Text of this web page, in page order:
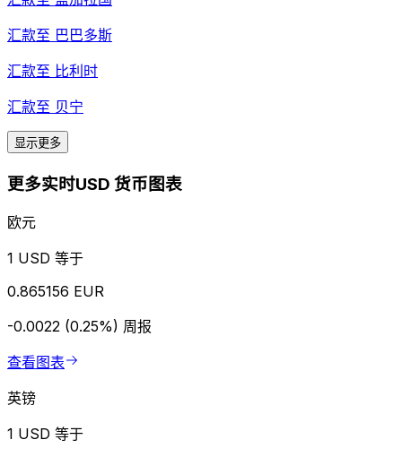
汇款至 巴巴多斯
汇款至 比利时
汇款至 贝宁
显示更多
更多实时USD 货币图表
欧元
1 USD 等于
0.865156 EUR
-0.0022 (0.25%) 周报
查看图表
英镑
1 USD 等于